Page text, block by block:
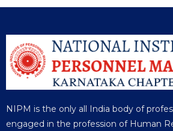
NIPM is the only all India body of
engaged in the profession of Human